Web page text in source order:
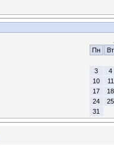
Пн
Вт
3
4
10
11
17
18
24
25
31